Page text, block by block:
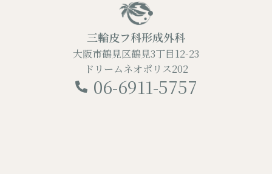
三輪皮フ科形成外科
大阪市鶴見区鶴見3丁目12-23
ドリームネオポリス202
06-6911-5757